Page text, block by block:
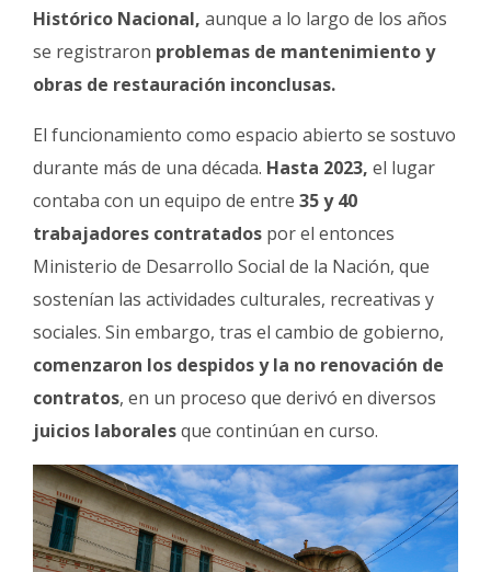
Histórico Nacional, aunque a lo largo de los años
se registraron problemas de mantenimiento y
obras de restauración inconclusas.
El funcionamiento como espacio abierto se sostuvo
durante más de una década. Hasta 2023, el lugar
contaba con un equipo de entre 35 y 40
trabajadores contratados por el entonces
Ministerio de Desarrollo Social de la Nación, que
sostenían las actividades culturales, recreativas y
sociales. Sin embargo, tras el cambio de gobierno,
comenzaron los despidos y la no renovación de
contratos, en un proceso que derivó en diversos
juicios laboralesque continúan en curso.